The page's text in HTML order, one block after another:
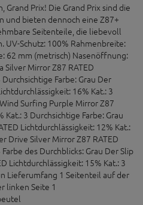
Grand Prix! Die Grand Prix sind die
und bieten dennoch eine Z87+
Seitenteile, die liebevoll
UV-Schutz: 100% Rahmenbreite:
62 mm (metrisch) Nasenöffnung:
Silver Mirror Z87 RATED
Farbe: Grau Der
16% Kat.: 3
Surfing Purple Mirror Z87
Kat.: 3 Durchsichtige Farbe: Grau
Lichtdurchlässigkeit: 12% Kat.:
Drive Silver Mirror Z87 RATED
des Durchblicks: Grau Der Slip
Lichtdurchlässigkeit: 15% Kat.: 3
Lieferumfang 1 Seitenteil auf der
linken Seite 1